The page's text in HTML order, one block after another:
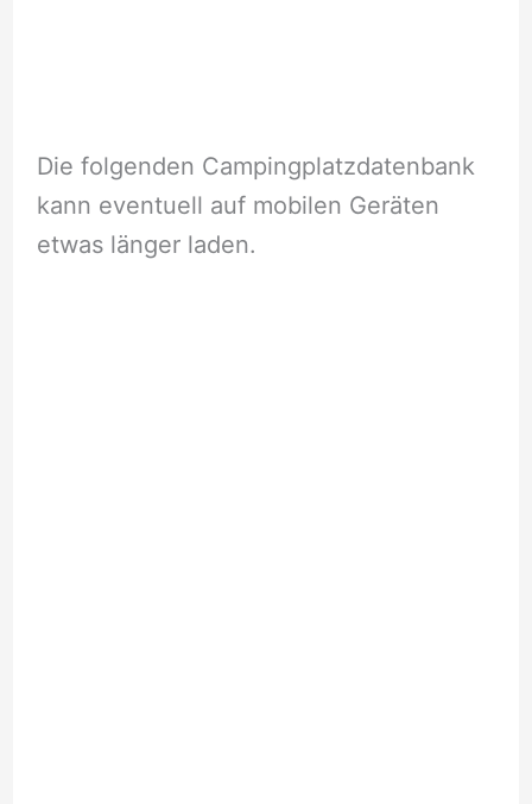
Die folgenden Campingplatzdatenbank
kann eventuell auf mobilen Geräten
etwas länger laden.